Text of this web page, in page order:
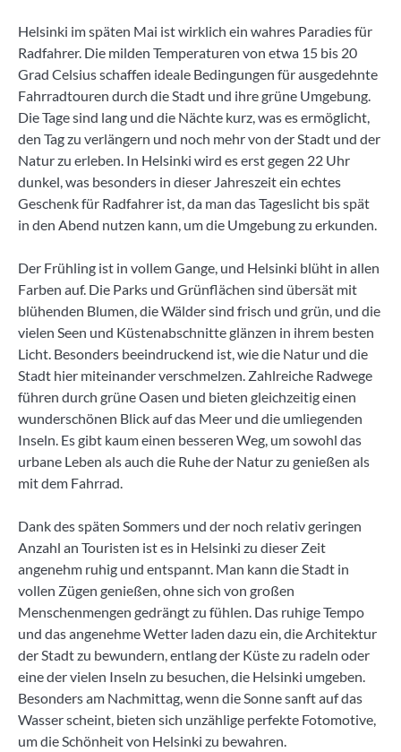
Helsinki im späten Mai ist wirklich ein wahres Paradies für
Radfahrer. Die milden Temperaturen von etwa 15 bis 20
Grad Celsius schaffen ideale Bedingungen für ausgedehnte
Fahrradtouren durch die Stadt und ihre grüne Umgebung.
Die Tage sind lang und die Nächte kurz, was es ermöglicht,
den Tag zu verlängern und noch mehr von der Stadt und der
Natur zu erleben. In Helsinki wird es erst gegen 22 Uhr
dunkel, was besonders in dieser Jahreszeit ein echtes
Geschenk für Radfahrer ist, da man das Tageslicht bis spät
in den Abend nutzen kann, um die Umgebung zu erkunden.
Der Frühling ist in vollem Gange, und Helsinki blüht in allen
Farben auf. Die Parks und Grünflächen sind übersät mit
blühenden Blumen, die Wälder sind frisch und grün, und die
vielen Seen und Küstenabschnitte glänzen in ihrem besten
Licht. Besonders beeindruckend ist, wie die Natur und die
Stadt hier miteinander verschmelzen. Zahlreiche Radwege
führen durch grüne Oasen und bieten gleichzeitig einen
wunderschönen Blick auf das Meer und die umliegenden
Inseln. Es gibt kaum einen besseren Weg, um sowohl das
urbane Leben als auch die Ruhe der Natur zu genießen als
mit dem Fahrrad.
Dank des späten Sommers und der noch relativ geringen
Anzahl an Touristen ist es in Helsinki zu dieser Zeit
angenehm ruhig und entspannt. Man kann die Stadt in
vollen Zügen genießen, ohne sich von großen
Menschenmengen gedrängt zu fühlen. Das ruhige Tempo
und das angenehme Wetter laden dazu ein, die Architektur
der Stadt zu bewundern, entlang der Küste zu radeln oder
eine der vielen Inseln zu besuchen, die Helsinki umgeben.
Besonders am Nachmittag, wenn die Sonne sanft auf das
Wasser scheint, bieten sich unzählige perfekte Fotomotive,
um die Schönheit von Helsinki zu bewahren.